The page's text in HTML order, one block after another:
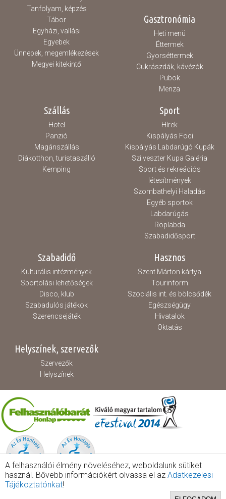
Tanfolyam, képzés
Tábor
Egyházi, vallási
Egyebek
Ünnepek, megemlékezések
Megyei kitekintő
Gasztronómia
Heti menü
Éttermek
Gyorséttermek
Cukrászdák, kávézók
Pubok
Menza
Szállás
Hotel
Panzió
Magánszállás
Diákotthon, turistaszálló
Kemping
Sport
Hírek
Kispályás Foci
Kispályás Labdarúgó Kupák
Szilveszter Kupa Galéria
Sport és rekreációs
létesítmények
Szombathelyi Haladás
Egyéb sportok
Labdarúgás
Röplabda
Szabadidősport
Szabadidő
Kulturális intézmények
Sportolási lehetőségek
Disco, klub
Szabadulós játékok
Szerencsejáték
Hasznos
Szent Márton kártya
Tourinform
Szociális int. és bölcsődék
Egészségügy
Hivatalok
Oktatás
Helyszínek, szervezők
Szervezők
Helyszínek
A felhasználói élmény növeléséhez, weboldalunk sütiket
használ. Bővebb információkért olvassa el az Adatkezelesi
Tájékoztatónkat!